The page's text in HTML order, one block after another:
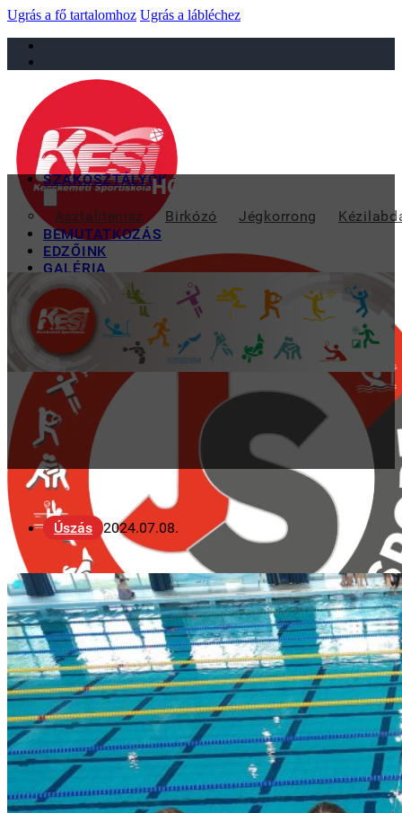
Ugrás a fő tartalomhoz Ugrás a lábléchez
sportiskola@juniorsportkft.hu
SZAKOSZTÁLYOK
Asztalitenisz Birkózó Jégkorrong
BEMUTATKOZÁS
EDZŐINK
GALÉRIA
TAO
KAPCSOLAT
Úszás 2024.07.08.